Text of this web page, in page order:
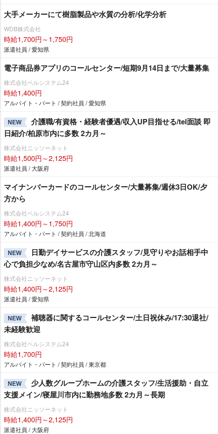
大手メーカーにて樹脂製品や水質の分析/化学分析
WDB株式会社
時給1,700円～1,750円
派遣社員 / 愛知県
電子商品券アプリのコールセンター/短期9月14日まで/大量募集
株式会社ベルシステム24
時給1,400円
アルバイト・パート / 契約社員 / 愛知県
NEW
介護職/有資格・経験者優遇/収入UP目指せる/tel面談 即
日紹介/柏原市内に多数 2カ月～
株式会社ニッソーネット
時給1,500円～2,125円
派遣社員 / 大阪府
マイナンバーカードのコールセンター/大量募集/週休3日OK/夕
方から
株式会社ベルシステム24
時給1,400円～1,750円
アルバイト・パート / 契約社員 / 北海道
NEW
日勤デイサービスの介護スタッフ/見守りやお話相手中
心で負担少なめ/名古屋市守山区内多数 2カ月～
株式会社ニッソーネット
時給1,400円～2,125円
派遣社員 / 愛知県
NEW
補聴器に関するコールセンター/土日祝休み/17:30退社/
未経験歓迎
株式会社ベルシステム24
時給1,700円
アルバイト・パート / 契約社員 / 東京都
NEW
少人数グループホームの介護スタッフ/生活援助・自立
支援メイン/寝屋川市内に勤務地多数 2カ月～長期
株式会社ニッソーネット
時給1,400円～2,125円
派遣社員 / 大阪府